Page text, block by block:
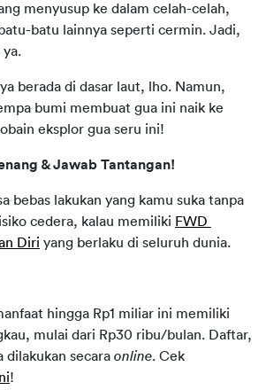
menyusup ke dalam celah-celah,
batu lainnya seperti cermin. Jadi,
ya.
berada di dasar laut, lho. Namun,
bumi membuat gua ini naik ke
eksplor gua seru ini!
& Jawab Tantangan!
bebas lakukan yang kamu suka tanpa
cedera, kalau memiliki FWD
Diri yang berlaku di seluruh dunia.
hingga Rp1 miliar ini memiliki
mulai dari Rp30 ribu/bulan. Daftar,
dilakukan secara online. Cek
!